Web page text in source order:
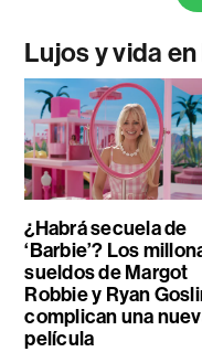
Lujos y vida
¿Habrá secuela de
‘Barbie’? Los
sueldos de Margot
Robbie y Ryan
complican una
película